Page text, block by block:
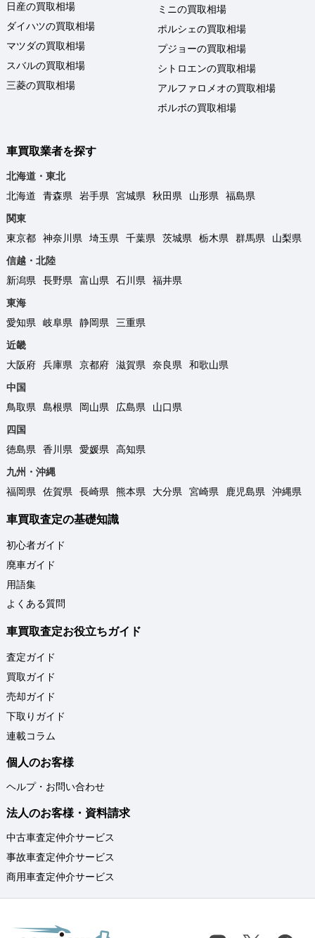
日産の買取相場
ダイハツの買取相場
マツダの買取相場
スバルの買取相場
三菱の買取相場
ミニの買取相場
ポルシェの買取相場
プジョーの買取相場
シトロエンの買取相場
アルファロメオの買取相場
ボルボの買取相場
車買取業者を探す
北海道・東北
北海道
青森県 岩手県 宮城県 秋田県 山形県
福島県
関東
東京都
神奈川県 埼玉県 千葉県 茨城県 栃木県 群馬県
山梨県
信越・北陸
新潟県
長野県 富山県 石川県
福井県
東海
愛知県
岐阜県 静岡県
三重県
近畿
大阪府
兵庫県 京都府 滋賀県 奈良県
和歌山県
中国
鳥取県
島根県 岡山県 広島県
山口県
四国
徳島県
香川県 愛媛県
高知県
九州・沖縄
福岡県
佐賀県 長崎県 熊本県 大分県 宮崎県 鹿児島県 沖縄県
車買取査定の基礎知識
初心者ガイド
廃車ガイド
用語集
よくある質問
車買取査定お役立ちガイド
査定ガイド
買取ガイド
売却ガイド
下取りガイド
連載コラム
個人のお客様
ヘルプ・お問い合わせ
法人のお客様・資料請求
中古車査定仲介サービス
事故車査定仲介サービス
商用車査定仲介サービス